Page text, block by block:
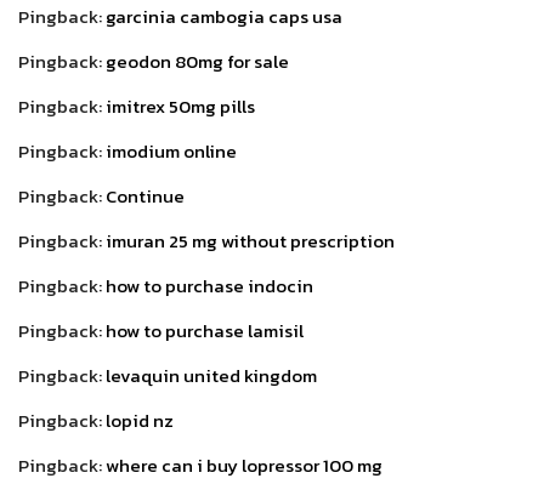
Pingback:garcinia cambogia caps usa
Pingback:geodon 80mg for sale
Pingback:imitrex 50mg pills
Pingback:imodium online
Pingback:Continue
Pingback:imuran 25 mg without prescription
Pingback:how to purchase indocin
Pingback:how to purchase lamisil
Pingback:levaquin united kingdom
Pingback:lopid nz
Pingback:where can i buy lopressor 100 mg